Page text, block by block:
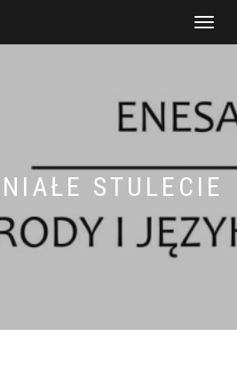
WŁĄCZ
STULECIE